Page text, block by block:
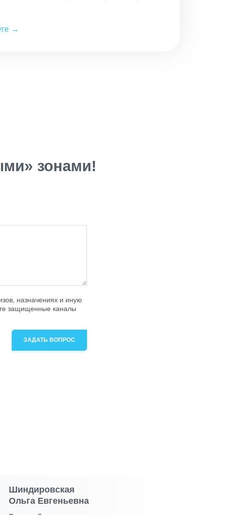
зонами!
назначениях и иную
защищенные каналы
ЗАДАТЬ ВОПРОС
Шиндировская
Ольга Евгеньевна